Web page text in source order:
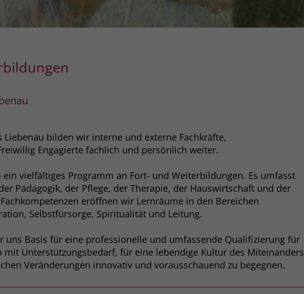
Liebenau bilden wir interne und externe Fachkräfte,
Engagierte fachlich und persönlich weiter.
vielfältiges Programm an Fort- und Weiterbildungen. Es umfasst
Pädagogik, der Pflege, der Therapie, der Hauswirtschaft und der
eröffnen wir Lernräume in den Bereichen
Selbstfürsorge, Spiritualität und Leitung.
uns Basis für eine professionelle und umfassende Qualifizierung für
mit Unterstützungsbedarf, für eine lebendige Kultur des Miteinanders
Veränderungen innovativ und vorausschauend zu begegnen.
PHPSESSID
dass Aktionen, die bei späteren Besuchen
derselben Website durchgeführt werden, mit
_clsk
Microsoft Clarity setzt dieses Cookie, um die
Seitenaufrufe eines Benutzers zu speichern
zusammenzufassen.